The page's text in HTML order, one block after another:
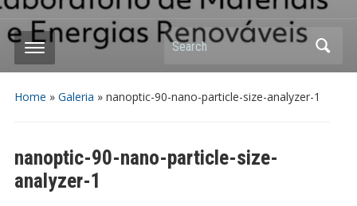
Search
Home » Galeria » nanoptic-90-nano-particle-size-analyzer-1
nanoptic-90-nano-particle-size-
analyzer-1